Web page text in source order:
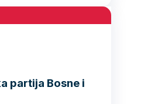
partija Bosne i